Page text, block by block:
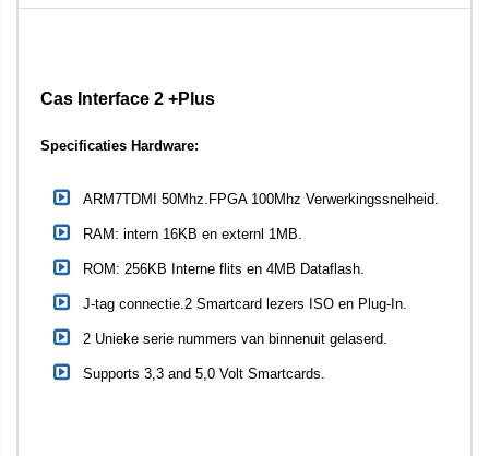
Cas Interface 2 +Plus
Specificaties Hardware:
ARM7TDMI 50Mhz.FPGA 100Mhz Verwerkingssnelheid.
RAM: intern 16KB en externl 1MB.
ROM: 256KB Interne flits en 4MB Dataflash.
J-tag connectie.2 Smartcard lezers ISO en Plug-In.
2 Unieke serie nummers van binnenuit gelaserd.
Supports 3,3 and 5,0 Volt Smartcards.